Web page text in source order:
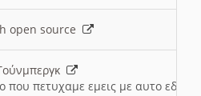
open source
που πετυχαμε εμεις με αυτο εδω